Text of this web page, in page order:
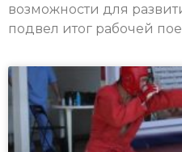
возможности для
подвел итог рабочей